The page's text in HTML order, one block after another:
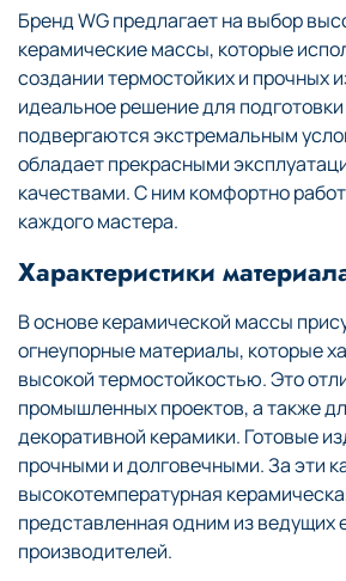
Бренд WG предлагает на выбор
керамические массы, которые
создании термостойких и прочных
идеальное решение для
подвергаются экстремальным
обладает прекрасными
качествами. С ним комфортно
каждого мастера.
Характеристики
В основе керамической массы
огнеупорные материалы, которые
высокой термостойкостью. Это
промышленных проектов, а также
декоративной керамики. Готовые
прочными и долговечными. За эти
высокотемпературная
представленная одним из ведущих
производителей.